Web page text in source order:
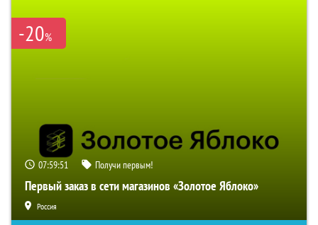
-20%
07:59:50 Получи первым!
Первый заказ в сети магазинов «Золотое Яблоко»
Россия